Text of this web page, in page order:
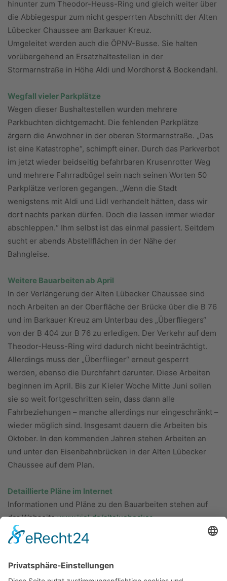
hinunter zum Theodor-Heuss-Ring und gleich weiter über
die Abbiegespur zum nicht gesperrten Abschnitt der Alten
Lübecker Chaussee am Barkauer Kreuz.
Umgeleitet werden auch die ÖPNV-Busse. Sie halten
vorübergehend an Ersatzhaltestellen in der
Stormarnstraße in Höhe Aldi und Mordhorst & Bockendahl.
Wegfall vieler Parkplätze
Wegen dieser Bushaltestellen wurden mehrere
Parkbuchten dichtgemacht. Die fehlenden Parkplätze
ärgern die Anwohner in der oberen Stormarnstraße. „Das
ist eine Katastrophe“, schimpft einer. Durch das Parkverbot
im jetzt wieder beidseitig befahrbaren Krusenrotter Weg
und mehrere Fahrradbügel sein nach seinen Worten 50
Parkplätze verloren gegangen. „Wenn die Stadt
wenigstens mit Aldi und Lidl verhandelt hätten, dass wir
dort nachts parken dürfen. Doch die lassen immer wieder
abschleppen.“ Ihm selbst ist das einmal passiert. Seitdem
sucht er abends Abstellflächen in der Nähe der
Bahngleise.
Weitere Bauarbeiten ab April
In der Verlängerung der Alten Lübecker Chaussee sind
noch Arbeiten an der Oberfläche der Brücke über die B 76
und im Barkauer Kreuz am Unterbau des „Überfliegers“
von der B 404 zur B 76 zu erledigen. Der Verkehr auf dem
Theodor-Heuss-Ring wird dadurch nicht beeinträchtigt.
Allerdings muss der „Überflieger“ erneut gesperrt
werden, ebenso die Durchfahrt darunter. Diese Arbeiten
beginnen im April. Bis zur Kieler Woche Mitte Juni sollen
sie so weit fortgeschritten sein, dass dann alle
Fahrbeziehungen – manche allerdings nur eingeschränkt –
wieder möglich sind. Insgesamt dauern die Arbeiten bis
Oktober. In den kommenden Jahren stehen Arbeiten an
und unter den Eisenbahnbrücken in der Alten Lübecker
Chaussee auf dem Plan.
Detaillierte Pläne im Internet
Informationen und Pläne zu den Bauarbeiten stehen auf
der Webseitewww.kiel.de/alteluebecker.